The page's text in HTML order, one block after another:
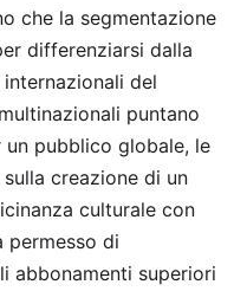
che la segmentazione
differenziarsi dalla
del
puntano
pubblico globale, le
creazione di un
culturale con
permesso di
abbonamenti superiori